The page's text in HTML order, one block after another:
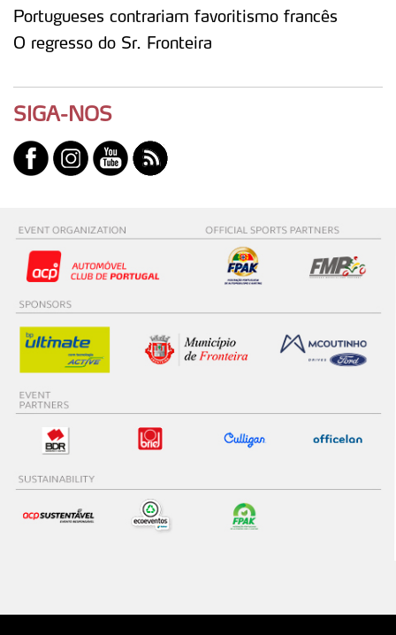
Portugueses contrariam favoritismo francês
O regresso do Sr. Fronteira
SIGA-NOS